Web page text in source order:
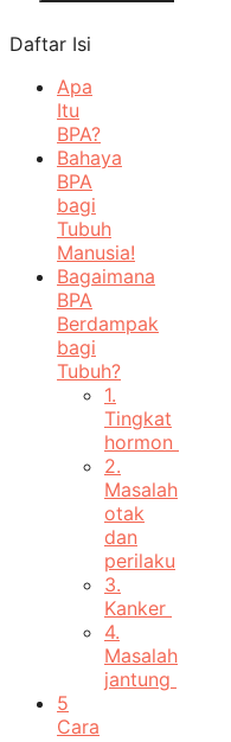
Daftar Isi
Apa
Itu
BPA?
Bahaya
BPA
bagi
Tubuh
Manusia!
Bagaimana
BPA
Berdampak
bagi
Tubuh?
1.
Tingkat
hormon
2.
Masalah
otak
dan
perilaku
3.
Kanker
4.
Masalah
jantung
5
Cara